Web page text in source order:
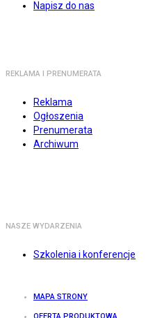
Napisz do nas
REKLAMA I PRENUMERATA
Reklama
Ogłoszenia
Prenumerata
Archiwum
NASZE WYDARZENIA
Szkolenia i konferencje
MAPA STRONY